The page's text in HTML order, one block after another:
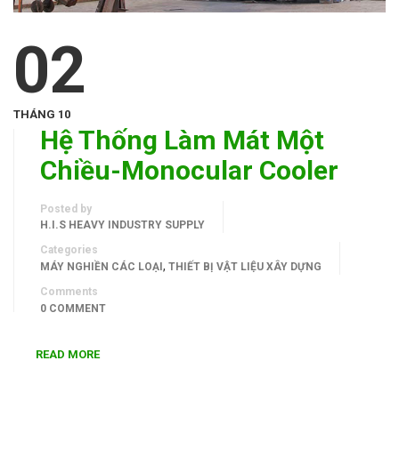
02
THÁNG 10
Hệ Thống Làm Mát Một
Chiều-Monocular Cooler
Posted by
H.I.S HEAVY INDUSTRY SUPPLY
Categories
MÁY NGHIỀN CÁC LOẠI , THIẾT BỊ VẬT LIỆU XÂY DỰNG
Comments
0 COMMENT
READ MORE